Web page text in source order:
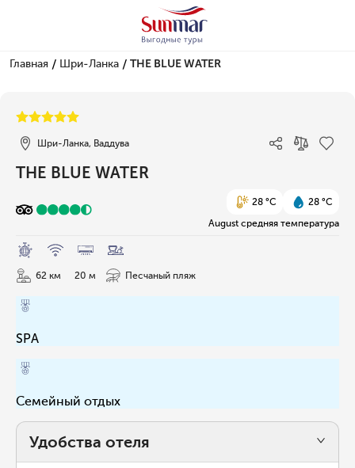
Главная / Шри-Ланка / THE BLUE WATER
Шри-Ланка, Ваддува
THE BLUE WATER
28 °C
28 °C
August средняя температура
62 км 20 м Песчаный пляж
SPA
Семейный отдых
Удобства отеля